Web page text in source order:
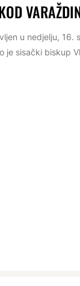
u nedjelju,
je sisački biskup